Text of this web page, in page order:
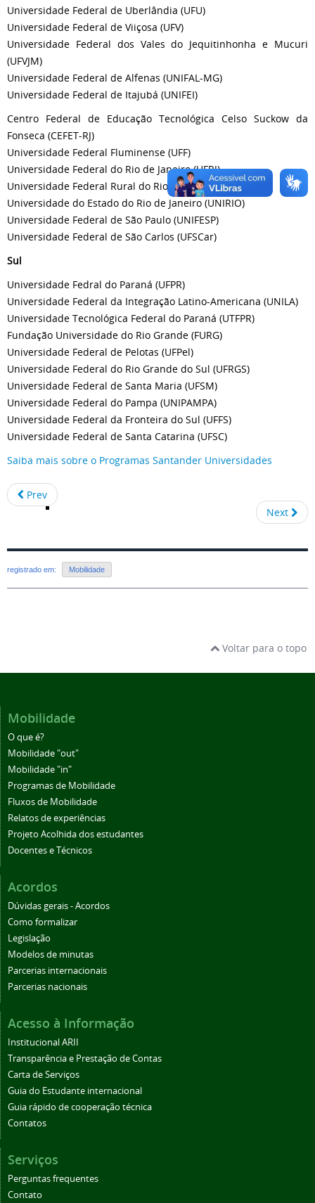
Universidade Federal de Uberlândia (UFU)
Universidade Federal de Viiçosa (UFV)
Universidade Federal dos Vales do Jequitinhonha e Mucuri
(UFVJM)
Universidade Federal de Alfenas (UNIFAL-MG)
Universidade Federal de Itajubá (UNIFEI)
Centro Federal de Educação Tecnológica Celso Suckow da
Fonseca (CEFET-RJ)
Universidade Federal Fluminense (UFF)
Universidade Federal do Rio de Janeiro (UFRJ)
Universidade Federal Rural do Rio de Janeiro (UFRRJ)
Universidade do Estado do Rio de Janeiro (UNIRIO)
Universidade Federal de São Paulo (UNIFESP)
Universidade Federal de São Carlos (UFSCar)
Sul
Universidade Fedral do Paraná (UFPR)
Universidade Federal da Integração Latino-Americana (UNILA)
Universidade Tecnológica Federal do Paraná (UTFPR)
Fundação Universidade do Rio Grande (FURG)
Universidade Federal de Pelotas (UFPel)
Universidade Federal do Rio Grande do Sul (UFRGS)
Universidade Federal de Santa Maria (UFSM)
Universidade Federal do Pampa (UNIPAMPA)
Universidade Federal da Fronteira do Sul (UFFS)
Universidade Federal de Santa Catarina (UFSC)
Saiba mais sobre o Programas Santander Universidades
Prev
Next
registrado em: Mobilidade
Voltar para o topo
Mobilidade
O que é?
Mobilidade "out"
Mobilidade "in"
Programas de Mobilidade
Fluxos de Mobilidade
Relatos de experiências
Projeto Acolhida dos estudantes
Docentes e Técnicos
Acordos
Dúvidas gerais - Acordos
Como formalizar
Legislação
Modelos de minutas
Parcerias internacionais
Parcerias nacionais
Acesso à Informação
Institucional ARII
Transparência e Prestação de Contas
Carta de Serviços
Guia do Estudante internacional
Guia rápido de cooperação técnica
Contatos
Serviços
Perguntas frequentes
Contato